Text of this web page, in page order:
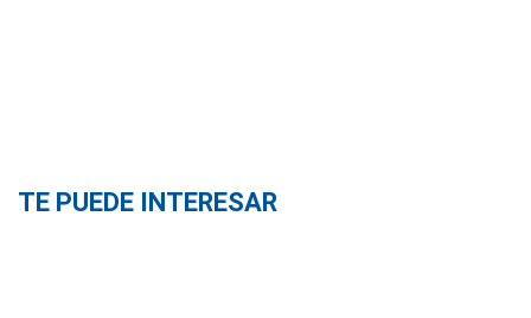
TE PUEDE INTERESAR